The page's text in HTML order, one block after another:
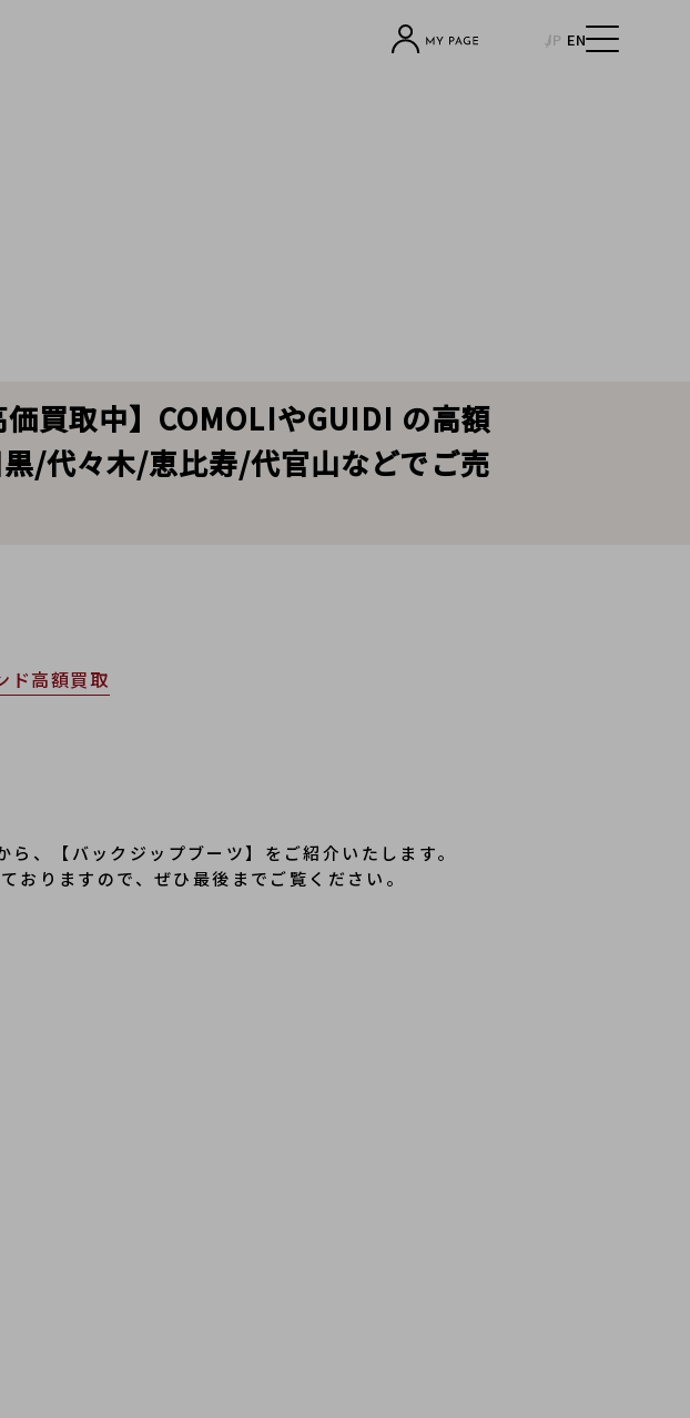
JP EN
買取中】COMOLIやGUIDI の高額
/代々木/恵比寿/代官山などでご売
ド高額買取
ら、【バックジップブーツ】をご紹介いたします。
おりますので、ぜひ最後までご覧ください。